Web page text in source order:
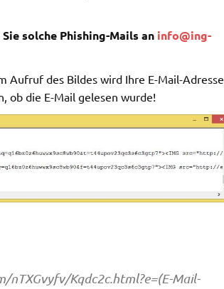
solche Phishing-Mails an info@ing-
Aufruf des Bildes wird Ihre E-Mail-Adresse
ob die E-Mail gelesen wurde!
Kqdc2c.html?e=(E-Mail-